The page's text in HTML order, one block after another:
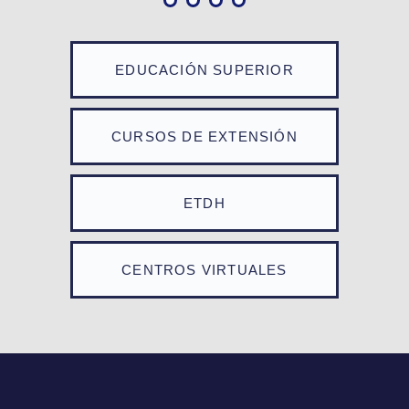
EDUCACIÓN SUPERIOR
CURSOS DE EXTENSIÓN
ETDH
CENTROS VIRTUALES